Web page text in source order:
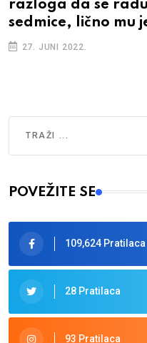
razloga da se
sedmice, lično mu
27. JUNI 2022.
Type 2 or more
POVEŽITE SE
109,624 Pratilaca
28 Pratilaca
93 Pratilaca